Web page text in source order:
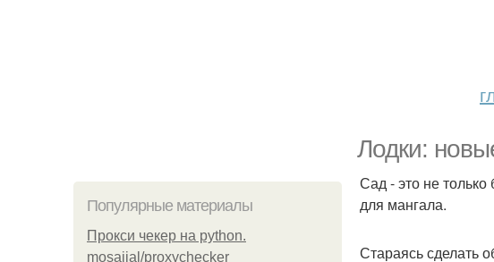
Лодки:
Популярные материалы
Прокси чекер на python.
mosajjal/proxychecker
Сад - это не
для мангала.
Стараясь сделать